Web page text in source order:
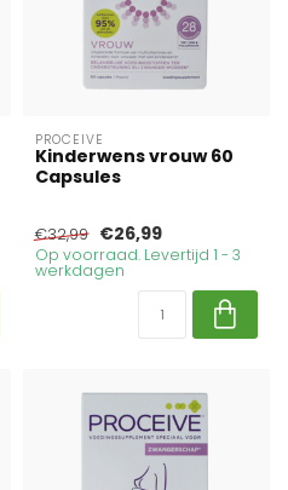
PROCEIVE
Kinderwens vrouw 60
Capsules
€32,99 €26,99
Op voorraad. Levertijd 1 - 3
werkdagen